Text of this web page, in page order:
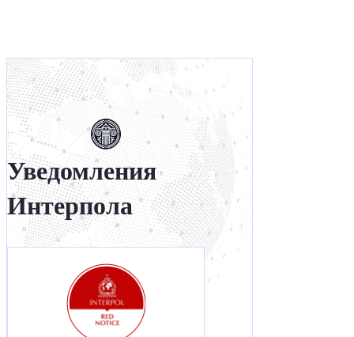
Уведомления
Интерпола